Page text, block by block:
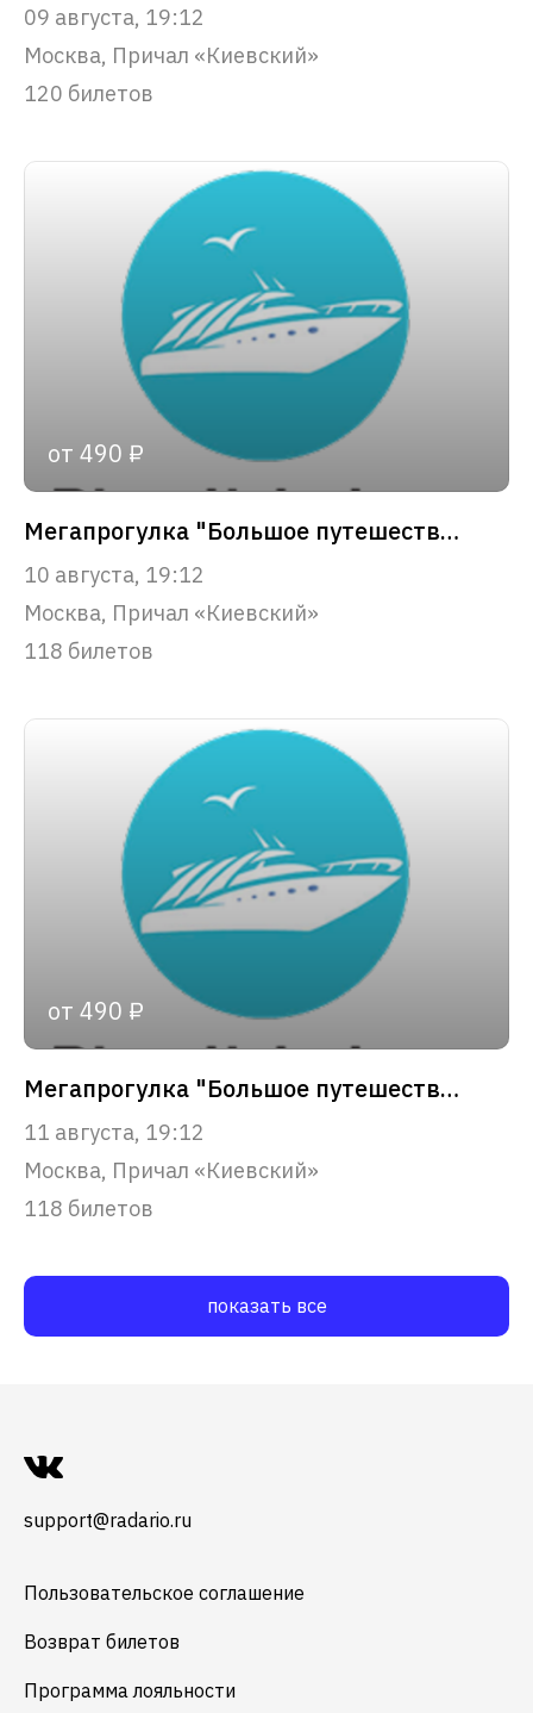
09 августа, 19:12
Москва, Причал «Киевский»
120 билетов
от 490 ₽
Мегапрогулка "Большое путешествие по Москве-реке!"
10 августа, 19:12
Москва, Причал «Киевский»
118 билетов
от 490 ₽
Мегапрогулка "Большое путешествие по Москве-реке!"
11 августа, 19:12
Москва, Причал «Киевский»
118 билетов
показать все
support@radario.ru
Пользовательское соглашение
Возврат билетов
Программа лояльности